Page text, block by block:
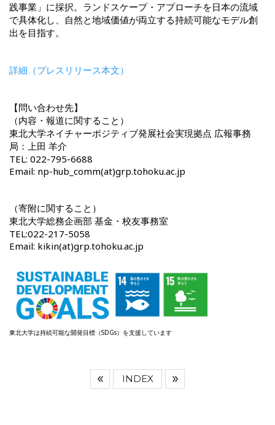
践事業」に採択。ランドスケープ・アプローチを日本の流域
で具体化し、自然と地域価値が両立する持続可能なモデル創
出を目指す。
詳細（プレスリリース本文）
【問い合わせ先】
（内容・報道に関すること）
東北大学ネイチャーポジティブ発展社会実現拠点 広報事務
局：上田 羊介
TEL: 022-795-6688
Email: np-hub_comm(at)grp.tohoku.ac.jp
（寄附に関すること）
東北大学総務企画部 基金・校友事務室
TEL:022-217-5058
Email: kikin(at)grp.tohoku.ac.jp
東北大学は持続可能な開発目標（SDGs）を支援しています
INDEX